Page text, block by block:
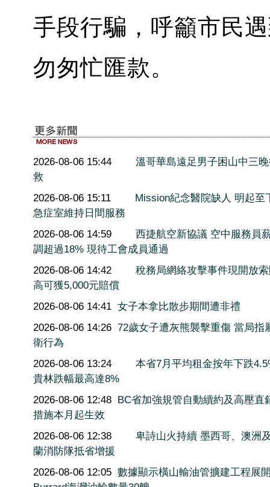
手段行騙，呼籲市民
勿匆忙匯款。
2026-08-06 15:44
溫哥華島遠足男子困山中三
救
2026-08-06 15:11
Mission紀念醫院缺人 明起至
急症室維持日間服務
2026-08-06 14:59
西捷航空新協議 空中服務員
調超過18% 現待工會成員通過
2026-08-06 14:42
稅務局網絡攻擊事件現開放
高可獲5,000元賠償
2026-08-06 14:41 女子本拿比散步期間遭非禮
2026-08-06 14:26 72歲女子遭灰熊襲擊重傷 當局指
衛行為
2026-08-06 13:24
本省7月平均租金按年下跌
貴林跌幅最高達8%
2026-08-06 12:48 BC省加強規管自動續約及高壓直
措施本月起生效
2026-08-06 12:38
卑詩山火持續 墨西哥、澳洲
蘭消防隊抵省增援
2026-08-06 12:05 數據顯示橫山輸油管擴建工程展